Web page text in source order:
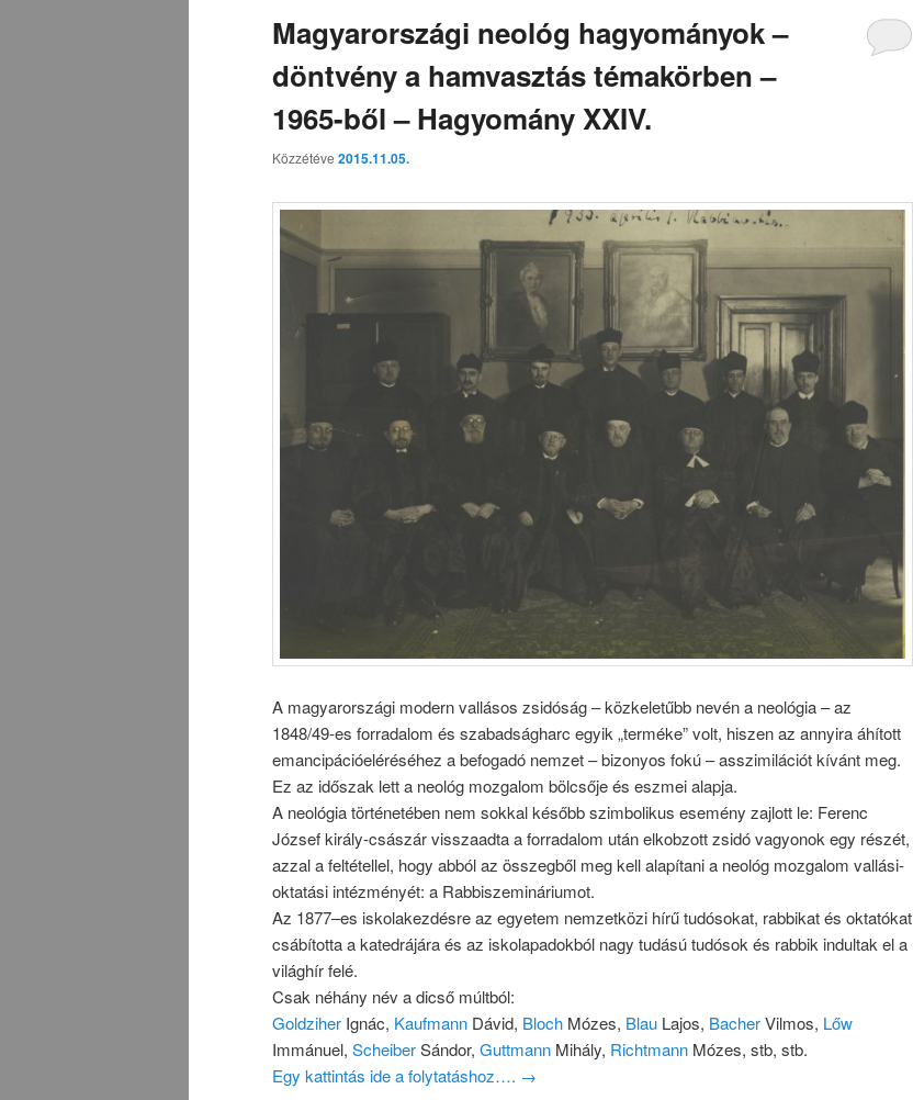
Magyarországi neológ hagyományok –
döntvény a hamvasztás témakörben –
1965-ből – Hagyomány XXIV.
Közzétéve 2015.11.05.
A magyarországi modern vallásos zsidóság – közkeletűbb nevén a neológia – az
1848/49-es forradalom és szabadságharc egyik „terméke” volt, hiszen az annyira áhított
emancipációeléréséhez a befogadó nemzet – bizonyos fokú – asszimilációt kívánt meg.
Ez az időszak lett a neológ mozgalom bölcsője és eszmei alapja.
A neológia történetében nem sokkal később szimbolikus esemény zajlott le: Ferenc
József király-császár visszaadta a forradalom után elkobzott zsidó vagyonok egy részét,
azzal a feltétellel, hogy abból az összegből meg kell alapítani a neológ mozgalom vallási-
oktatási intézményét: a Rabbiszemináriumot.
Az 1877–es iskolakezdésre az egyetem nemzetközi hírű tudósokat, rabbikat és oktatókat
csábította a katedrájára és az iskolapadokból nagy tudású tudósok és rabbik indultak el a
világhír felé.
Csak néhány név a dicső múltból:
Goldziher Ignác, Kaufmann Dávid, Bloch Mózes, Blau Lajos, BacherVilmos, Lőw
Immánuel, ScheiberSándor, Guttmann Mihály, Richtmann Mózes, stb, stb.
Egy kattintás ide a folytatáshoz…. →